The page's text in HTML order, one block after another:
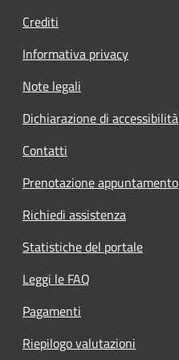
Crediti
Informativa privacy
Note legali
Dichiarazione di accessibilità
Contatti
Prenotazione appuntamento
Richiedi assistenza
Statistiche del portale
Leggi le FAQ
Pagamenti
Riepilogo valutazioni